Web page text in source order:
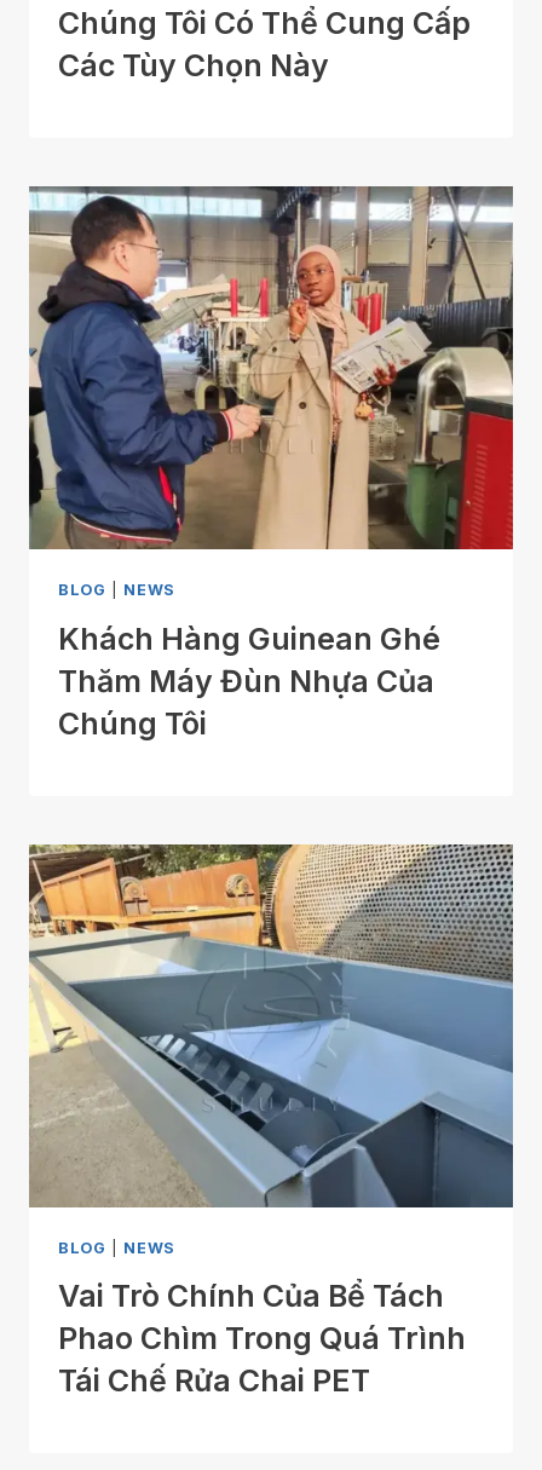
Chúng Tôi Có Thể Cung Cấp
Các Tùy Chọn Này
BLOG NEWS
Khách Hàng Guinean Ghé
Thăm Máy Đùn Nhựa Của
Chúng Tôi
BLOG NEWS
Vai Trò Chính Của Bể Tách
Phao Chìm Trong Quá Trình
Tái Chế Rửa Chai PET